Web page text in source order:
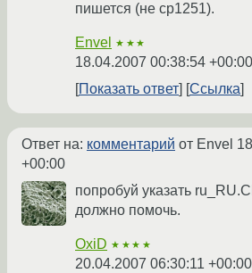
пишется (не cp1251).
Envel ★★★
18.04.2007 00:38:54 +00:00
Показать ответ Ссылка
Ответ на: комментарий от Envel
+00:00
попробуй указать
должно помочь.
OxiD ★★★★
20.04.2007 06:30:11 +00:00